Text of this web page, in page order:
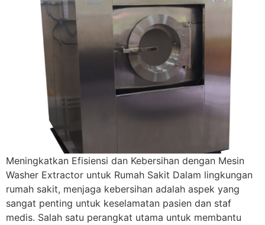
Meningkatkan Efisiensi dan Kebersihan dengan Mesin
Washer Extractor untuk Rumah Sakit Dalam lingkungan
rumah sakit, menjaga kebersihan adalah aspek yang
sangat penting untuk keselamatan pasien dan staf
medis. Salah satu perangkat utama untuk membantu